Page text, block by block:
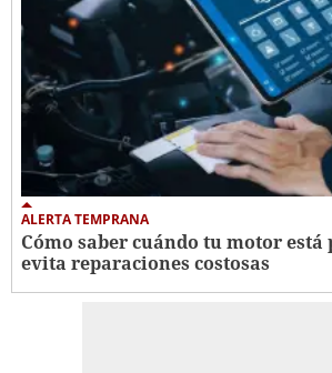
ALERTA TEMPRANA
Cómo saber cuándo tu motor
evita reparaciones costosas